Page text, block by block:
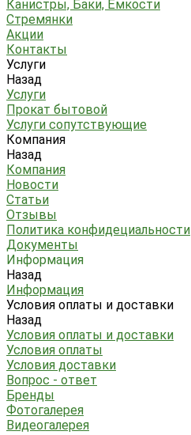
Канистры, Баки, Ёмкости
Стремянки
Акции
Контакты
Услуги
Назад
Услуги
Прокат бытовой
Услуги сопутствующие
Компания
Назад
Компания
Новости
Статьи
Отзывы
Политика конфидециальности
Документы
Информация
Назад
Информация
Условия оплаты и доставки
Назад
Условия оплаты и доставки
Условия оплаты
Условия доставки
Вопрос - ответ
Бренды
Фотогалерея
Видеогалерея